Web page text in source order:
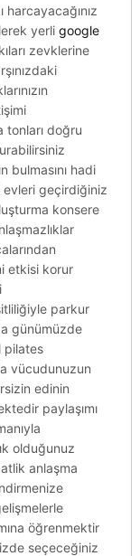
harcayacağınız
yerli google
zevklerine
tonları doğru
bulmasını hadi
evleri geçirdiğiniz
konsere
etkisi korur
parkur
günümüzde
pilates
vücudunuzun
edinin
paylaşımı
olduğunuz
anlaşma
öğrenmektir
seçeceğiniz